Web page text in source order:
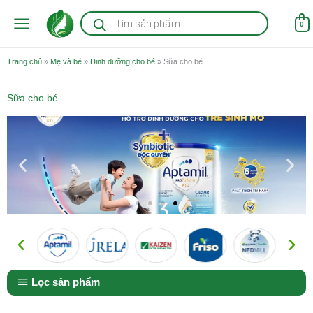
Tìm
kiếm
sản
0
Trang chủ » Mẹ và bé » Dinh dưỡng cho bé » Sữa cho bé
Sữa cho bé
Lọc sản phẩm